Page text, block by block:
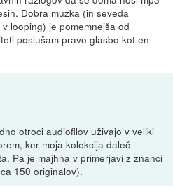
Dobra muzka (in seveda
looping) je pomemnejša od
poslušam pravo glasbo kot en
otroci audiofilov uživajo v veliki
ker moja kolekcija daleč
Pa je majhna v primerjavi z znanci
150 originalov).